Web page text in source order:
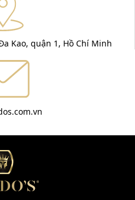
Kao, quận 1, Hồ Chí Minh